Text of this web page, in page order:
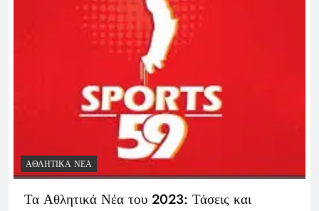
ΑΘΛΗΤΙΚΆ ΝΈΑ
Τα Αθλητικά Νέα του 2023: Τάσεις και